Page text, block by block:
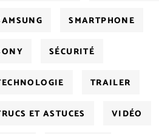
SMARTPHONE
SÉCURITÉ
TRAILER
ET ASTUCES VIDÉO